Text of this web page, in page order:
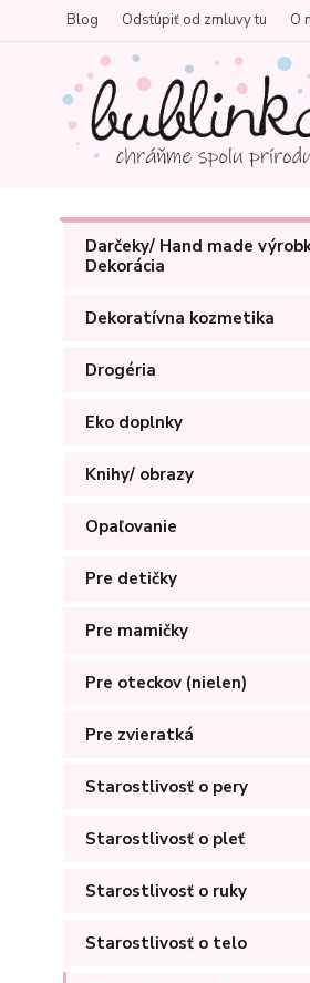
Blog Odstúpiť od zmluvy tu O
Darčeky/ Hand made
Dekorácia
Dekoratívna kozmetika
Drogéria
Eko doplnky
Knihy/ obrazy
Opaľovanie
Pre detičky
Pre mamičky
Pre oteckov (nielen)
Pre zvieratká
Starostlivosť o pery
Starostlivosť o pleť
Starostlivosť o ruky
Starostlivosť o telo